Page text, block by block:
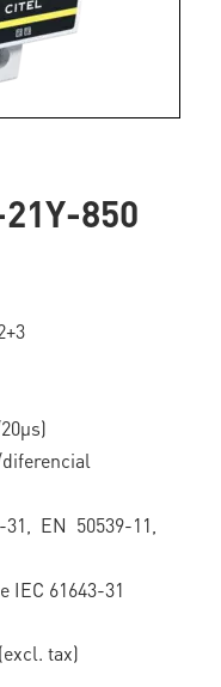
21Y-850
EN 50539-11,
IEC 61643-31
(excl. tax)